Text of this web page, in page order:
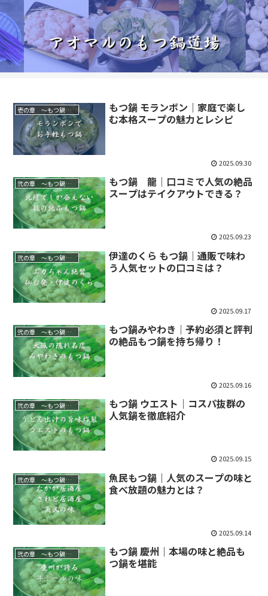
壱の章 ～もつ鍋を知る～
もつ鍋 モランボン｜家庭で楽し
む本格スープの魅力とレシピ
2025.09.30
弐の章 ～もつ鍋屋を行脚する～
もつ鍋 龍｜口コミで人気の絶品
スープはテイクアウトできる？
2025.09.23
弐の章 ～もつ鍋屋を行脚する～
伊達のくら もつ鍋｜通販で味わ
う人気セットの口コミは？
2025.09.17
弐の章 ～もつ鍋屋を行脚する～
もつ鍋みやわき｜予約必須と評判
の絶品もつ鍋を持ち帰り！
2025.09.16
弐の章 ～もつ鍋屋を行脚する～
もつ鍋 ウエスト｜コスパ抜群の
人気鍋を徹底紹介
2025.09.15
弐の章 ～もつ鍋屋を行脚する～
魚民もつ鍋｜人気のスープの味と
食べ放題の魅力とは？
2025.09.14
弐の章 ～もつ鍋屋を行脚する～
もつ鍋 慶州｜本場の味と絶品も
つ鍋を堪能